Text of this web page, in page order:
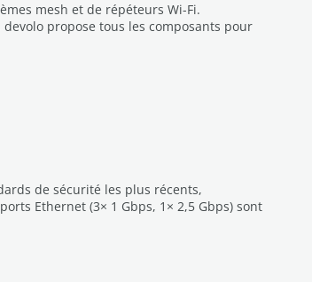
mesh et de répéteurs Wi-Fi.
propose tous les composants pour
de sécurité les plus récents,
Ethernet (3× 1 Gbps, 1× 2,5 Gbps) sont